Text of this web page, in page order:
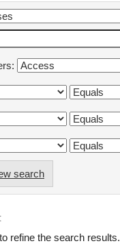
search
refine the search results.